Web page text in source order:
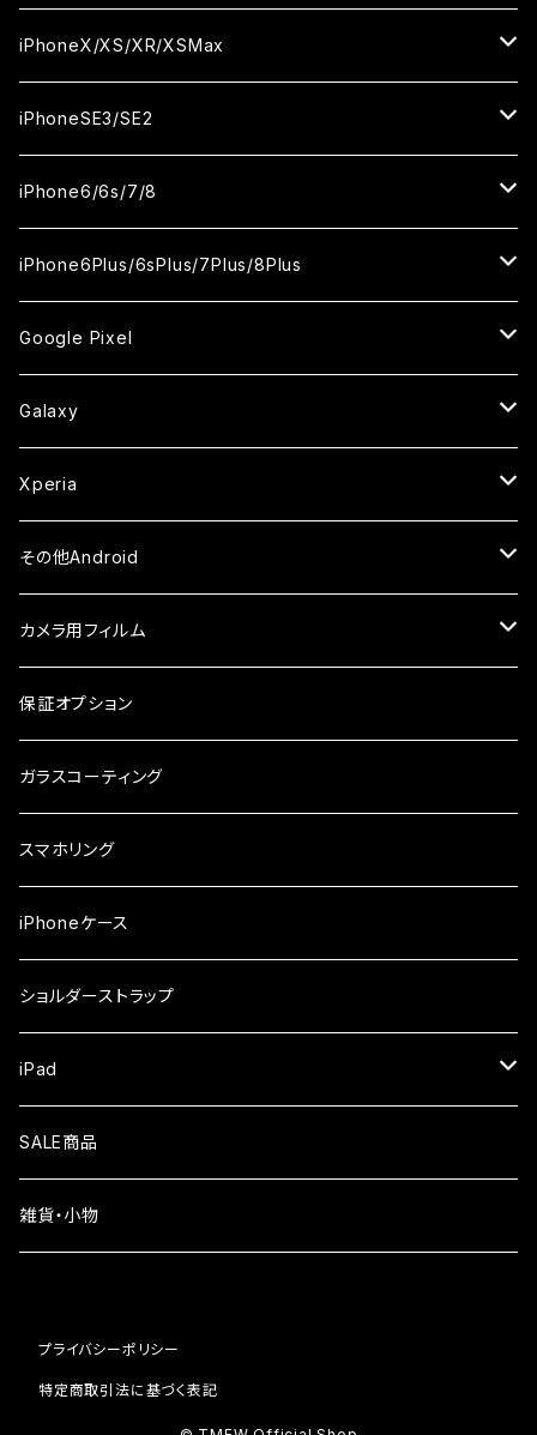
セラミックフィルム
セラミックフィルム
ガラスフィルム
セラミックフィルム
セラミックフィルム
ガラスフィルム
セラミックフィルム
iPhone14ProMax
ガラスフィルム
セラミックフィルム
セラミックフィルム
ガラスフィルム
セラミックフィルム
iPhone13ProMax
ガラスフィルム
セラミックフィルム
ガラスフィルム
セラミックフィルム
iPhone12mini
ガラスフィルム
セラミックフィルム
iPhone12ProMax
ガラスフィルム
セラミックフィルム
iPhone11
ガラスフィルム
セラミックフィルム
iPhone11Pro
ガラスフィルム
セラミックフィルム
iPhone11Pro Max
ガラスフィルム
セラミックフィルム
iPhoneX/XS/XR/XSMax
iPhoneX
ガラスフィルム
セラミックフィルム
iPhoneXS
ガラスフィルム
セラミックフィルム
iPhoneXR
ガラスフィルム
セラミックフィルム
iPhoneXSMax
ガラスフィルム
セラミックフィルム
iPhoneSE3/SE2
iPhoneSE3
ガラスフィルム
ケース
iPhoneSE2
ガラスフィルム
ケース
iPhone6/6s/7/8
iPhone8
ガラスフィルム
セラミックフィルム
iPhone7
ガラスフィルム
セラミックフィルム
iPhone6s
ガラスフィルム
ケース・カバー
iPhone6
ガラスフィルム
ケース・カバー
iPhone6Plus/6sPlus/7Plus/8Plus
iPhone6Plus
ガラスフィルム
ケース
iPhone6sPlus
ガラスフィルム
ケース
iPhone7Plus
ガラスフィルム
ケース
iPhone8Plus
ガラスフィルム
ケース
Google Pixel
ガラスフィルム
セラミックフィルム
ケース
Galaxy
ガラスフィルム
セラミックフィルム
ケース
Xperia
ガラスフィルム
その他Android
AQUOS
ガラスフィルム
arrows
ガラスフィルム
シンプルスマホ
ガラスフィルム
らくらくスマホ
ガラスフィルム
OPPO
ガラスフィルム
Xiaomi
ガラスフィルム
カメラ用フィルム
iPhone
iPhone17e
iPhone17ProMax
iPhone16
iPhone15
iPhone13
Android
保証オプション
ガラスコーティング
スマホリング
iPhoneケース
ショルダーストラップ
iPad
液晶フィルム
SALE商品
雑貨・小物
プライバシーポリシー
特定商取引法に基づく表記